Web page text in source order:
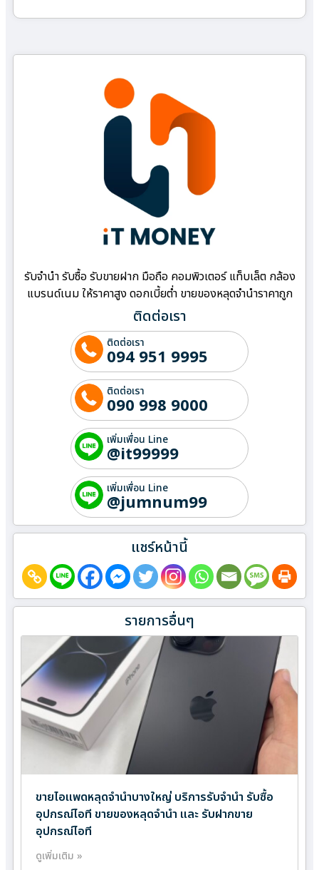
รับจำนำ รับซื้อ รับขายฝาก มือถือ คอมพิวเตอร์ แท็บเล็ต กล้อง
แบรนด์เนม ให้ราคาสูง ดอกเบี้ยต่ำ ขายของหลุดจำนำราคาถูก
ติดต่อเรา
ติดต่อเรา
094 951 9995
ติดต่อเรา
090 998 9000
เพิ่มเพื่อน Line
@it99999
เพิ่มเพื่อน Line
@jumnum99
แชร์หน้านี้
รายการอื่นๆ
ขายไอแพดหลุดจำนำบางใหญ่ บริการรับจำนำ รับซื้อ
อุปกรณ์ไอที ขายของหลุดจำนำ และ รับฝากขาย
อุปกรณ์ไอที
ดูเพิ่มเติม »